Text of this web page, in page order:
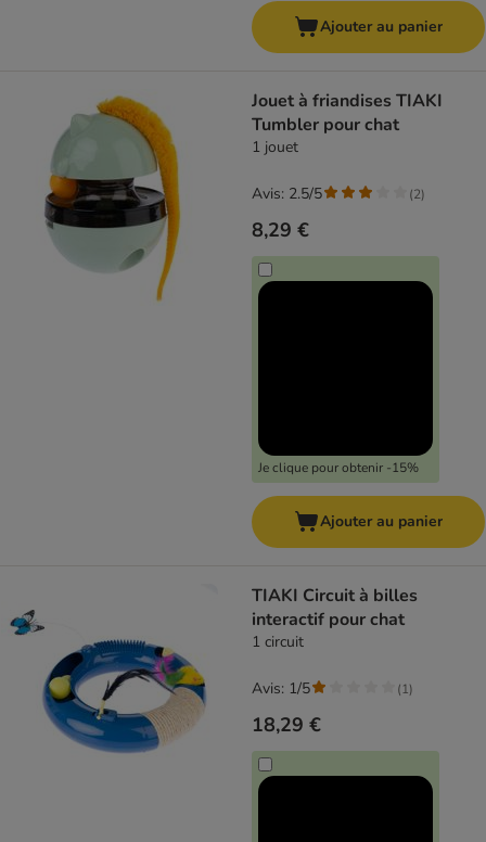
Ajouter au panier
Jouet à friandises TIAKI
Tumbler pour chat
1 jouet
8,29 €
Je clique pour obtenir -15%
Avis: 2.5/5 (2)
Ajouter au panier
TIAKI Circuit à billes
interactif pour chat
1 circuit
18,29 €
Avis: 1/5 (1)